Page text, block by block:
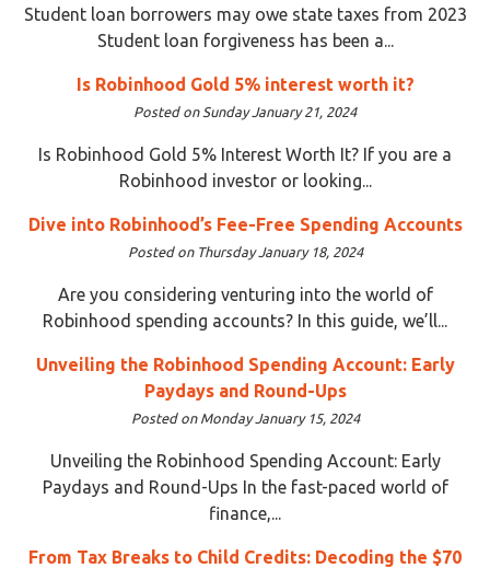
Student loan borrowers may owe state taxes from 2023
Student loan forgiveness has been a...
Is Robinhood Gold 5% interest worth it?
Posted on Sunday January 21, 2024
Is Robinhood Gold 5% Interest Worth It? If you are a
Robinhood investor or looking...
Dive into Robinhood’s Fee-Free Spending Accounts
Posted on Thursday January 18, 2024
Are you considering venturing into the world of
Robinhood spending accounts? In this guide, we’ll...
Unveiling the Robinhood Spending Account: Early
Paydays and Round-Ups
Posted on Monday January 15, 2024
Unveiling the Robinhood Spending Account: Early
Paydays and Round-Ups In the fast-paced world of
finance,...
From Tax Breaks to Child Credits: Decoding the $70